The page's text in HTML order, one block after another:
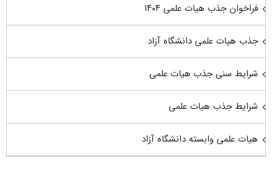
فراخوان جذب هیات علمی ۱۴۰۴
جذب هیات علمی دانشگاه آزاد
شرایط سنی جذب هیات علمی
شرایط جذب هیات علمی
هیات علمی وابسته دانشگاه آزاد